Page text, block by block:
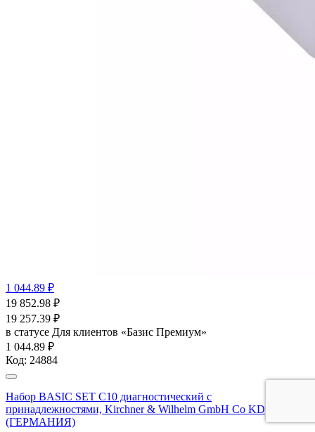
1 044.89 ₽
19 852.98 ₽
19 257.39 ₽
в статусе Для клиентов «Базис Премиум»
1 044.89 ₽
Код: 24884
Набор BASIC SET С10 диагностический с
принадлежностями, Kirchner & Wilhelm GmbH Co KD
(ГЕРМАНИЯ)